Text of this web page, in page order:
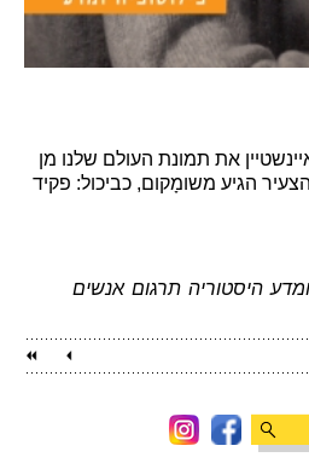
איינשטיין את תמונת העולם שלנו מן
הגיע משומָקום, כביכול: פקיד
היסטוריה תרגום אנשים